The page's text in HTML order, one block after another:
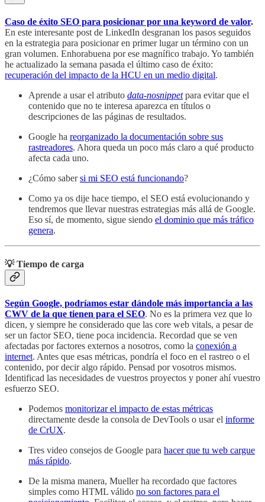
Caso de éxito SEO para posicionar por una keyword de valor.
En este interesante post de LinkedIn desgranan los pasos seguidos
en la estrategia para posicionar en primer lugar un término con un
gran volumen. Enhorabuena por ese magnífico trabajo. Yo también
he actualizado la semana pasada el último caso de éxito:
recuperación del impacto de la HCU en un medio digital.
Aprende a usar el atributo data-nosnippetpara evitar que el
contenido que no te interesa aparezca en títulos o
descripciones de las páginas de resultados.
Google ha reorganizado la documentación sobre sus
rastreadores. Ahora queda un poco más claro a qué producto
afecta cada uno.
¿Cómo sabersi mi SEO está funcionando?
Como ya os dije hace tiempo, el SEO está evolucionando y
tendremos que llevar nuestras estrategias más allá de Google.
Eso sí, de momento, sigue siendo el dominio que más tráfico
genera.
💡 Tiempo de carga
Según Google, podríamos estar dándole más importancia a las
CWV de la que tienen para el SEO. No es la primera vez que lo
dicen, y siempre he considerado que las core web vitals, a pesar de
ser un factor SEO, tiene poca incidencia. Recordad que se ven
afectadas por factores externos a nosotros, como la conexión a
internet. Antes que esas métricas, pondría el foco en el rastreo o el
contenido, por decir algo rápido. Pensad por vosotros mismos.
Identificad las necesidades de vuestros proyectos y poner ahí vuestro
esfuerzo SEO.
Podemos monitorizar el impacto de estas métricas
directamente desde la consola de DevTools o usar el informe
de CrUX.
Tres video consejos de Google para hacer que tu web cargue
más rápido.
De la misma manera, Mueller ha recordado que factores
simples como HTML válido no son factores para el